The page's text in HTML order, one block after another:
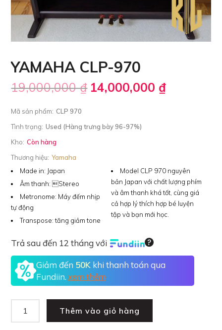
YAMAHA CLP-970
19,000,000₫ 14,000,000 ₫
Mã sản phẩm: CLP 970
Tình trạng: Used (Hàng trưng bày 96-97%)
Kho: Còn hàng
Thương hiệu: Yamaha
Made in: Japan
Âm thanh: Stereo
Metronome: Máy đếm nhịp
tự động
Transpose:tăng giảm tone
Model CLP 970 nguyên
bản Japan với chất lượng phím
và âm thanh khá tốt, cùng giá
cả hợp lý thích hợp bé luyện
tập và bạn mới học.
Trả sau đến 12 tháng với
Giảm đến 50K khi thanh toán qua
Fundiin. xem thêm
Thêm vào giỏ hàng